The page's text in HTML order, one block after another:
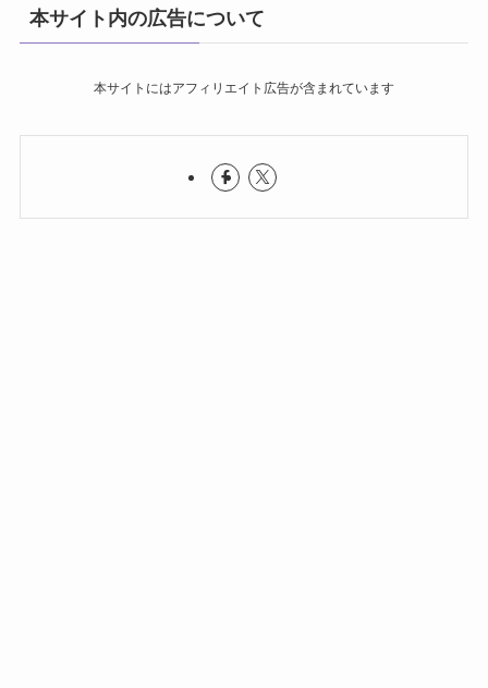
本サイト内の広告について
本サイトにはアフィリエイト広告が含まれています